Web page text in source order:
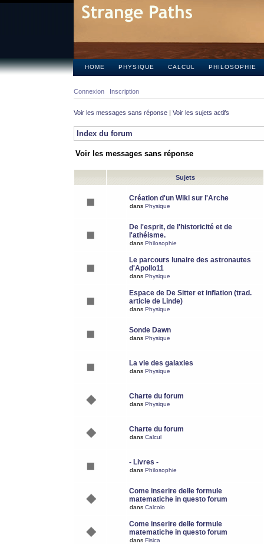
HOME PHYSIQUE CALCUL PHILOSOPHIE
Connexion Inscription
Voir les messages sans réponse | Voir les sujets actifs
Index du forum
Voir les messages sans réponse
Sujets
Création d'un Wiki sur l'Arche
dans Physique
De l'esprit, de l'historicité et de
l'athéisme.
dans Philosophie
Le parcours lunaire des astronautes
d'Apollo11
dans Physique
Espace de De Sitter et inflation (trad.
article de Linde)
dans Physique
Sonde Dawn
dans Physique
La vie des galaxies
dans Physique
Charte du forum
dans Physique
Charte du forum
dans Calcul
- Livres -
dans Philosophie
Come inserire delle formule
matematiche in questo forum
dans Calcolo
Come inserire delle formule
matematiche in questo forum
dans Fisica